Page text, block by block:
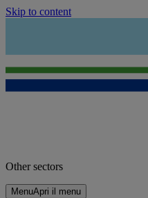
Skip to content
Other sectors
MenuApri il menu